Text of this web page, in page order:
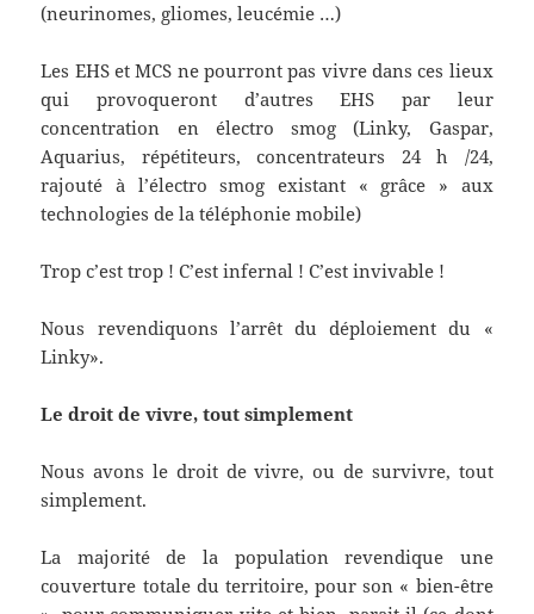
(neurinomes, gliomes, leucémie …)
Les EHS et MCS ne pourront pas vivre dans ces lieux
qui provoqueront d’autres EHS par leur
concentration en électro smog (Linky, Gaspar,
Aquarius, répétiteurs, concentrateurs 24 h /24,
rajouté à l’électro smog existant « grâce » aux
technologies de la téléphonie mobile)
Trop c’est trop ! C’est infernal ! C’est invivable !
Nous revendiquons l’arrêt du déploiement du «
Linky».
Le droit de vivre, tout simplement
Nous avons le droit de vivre, ou de survivre, tout
simplement.
La majorité de la population revendique une
couverture totale du territoire, pour son « bien-être